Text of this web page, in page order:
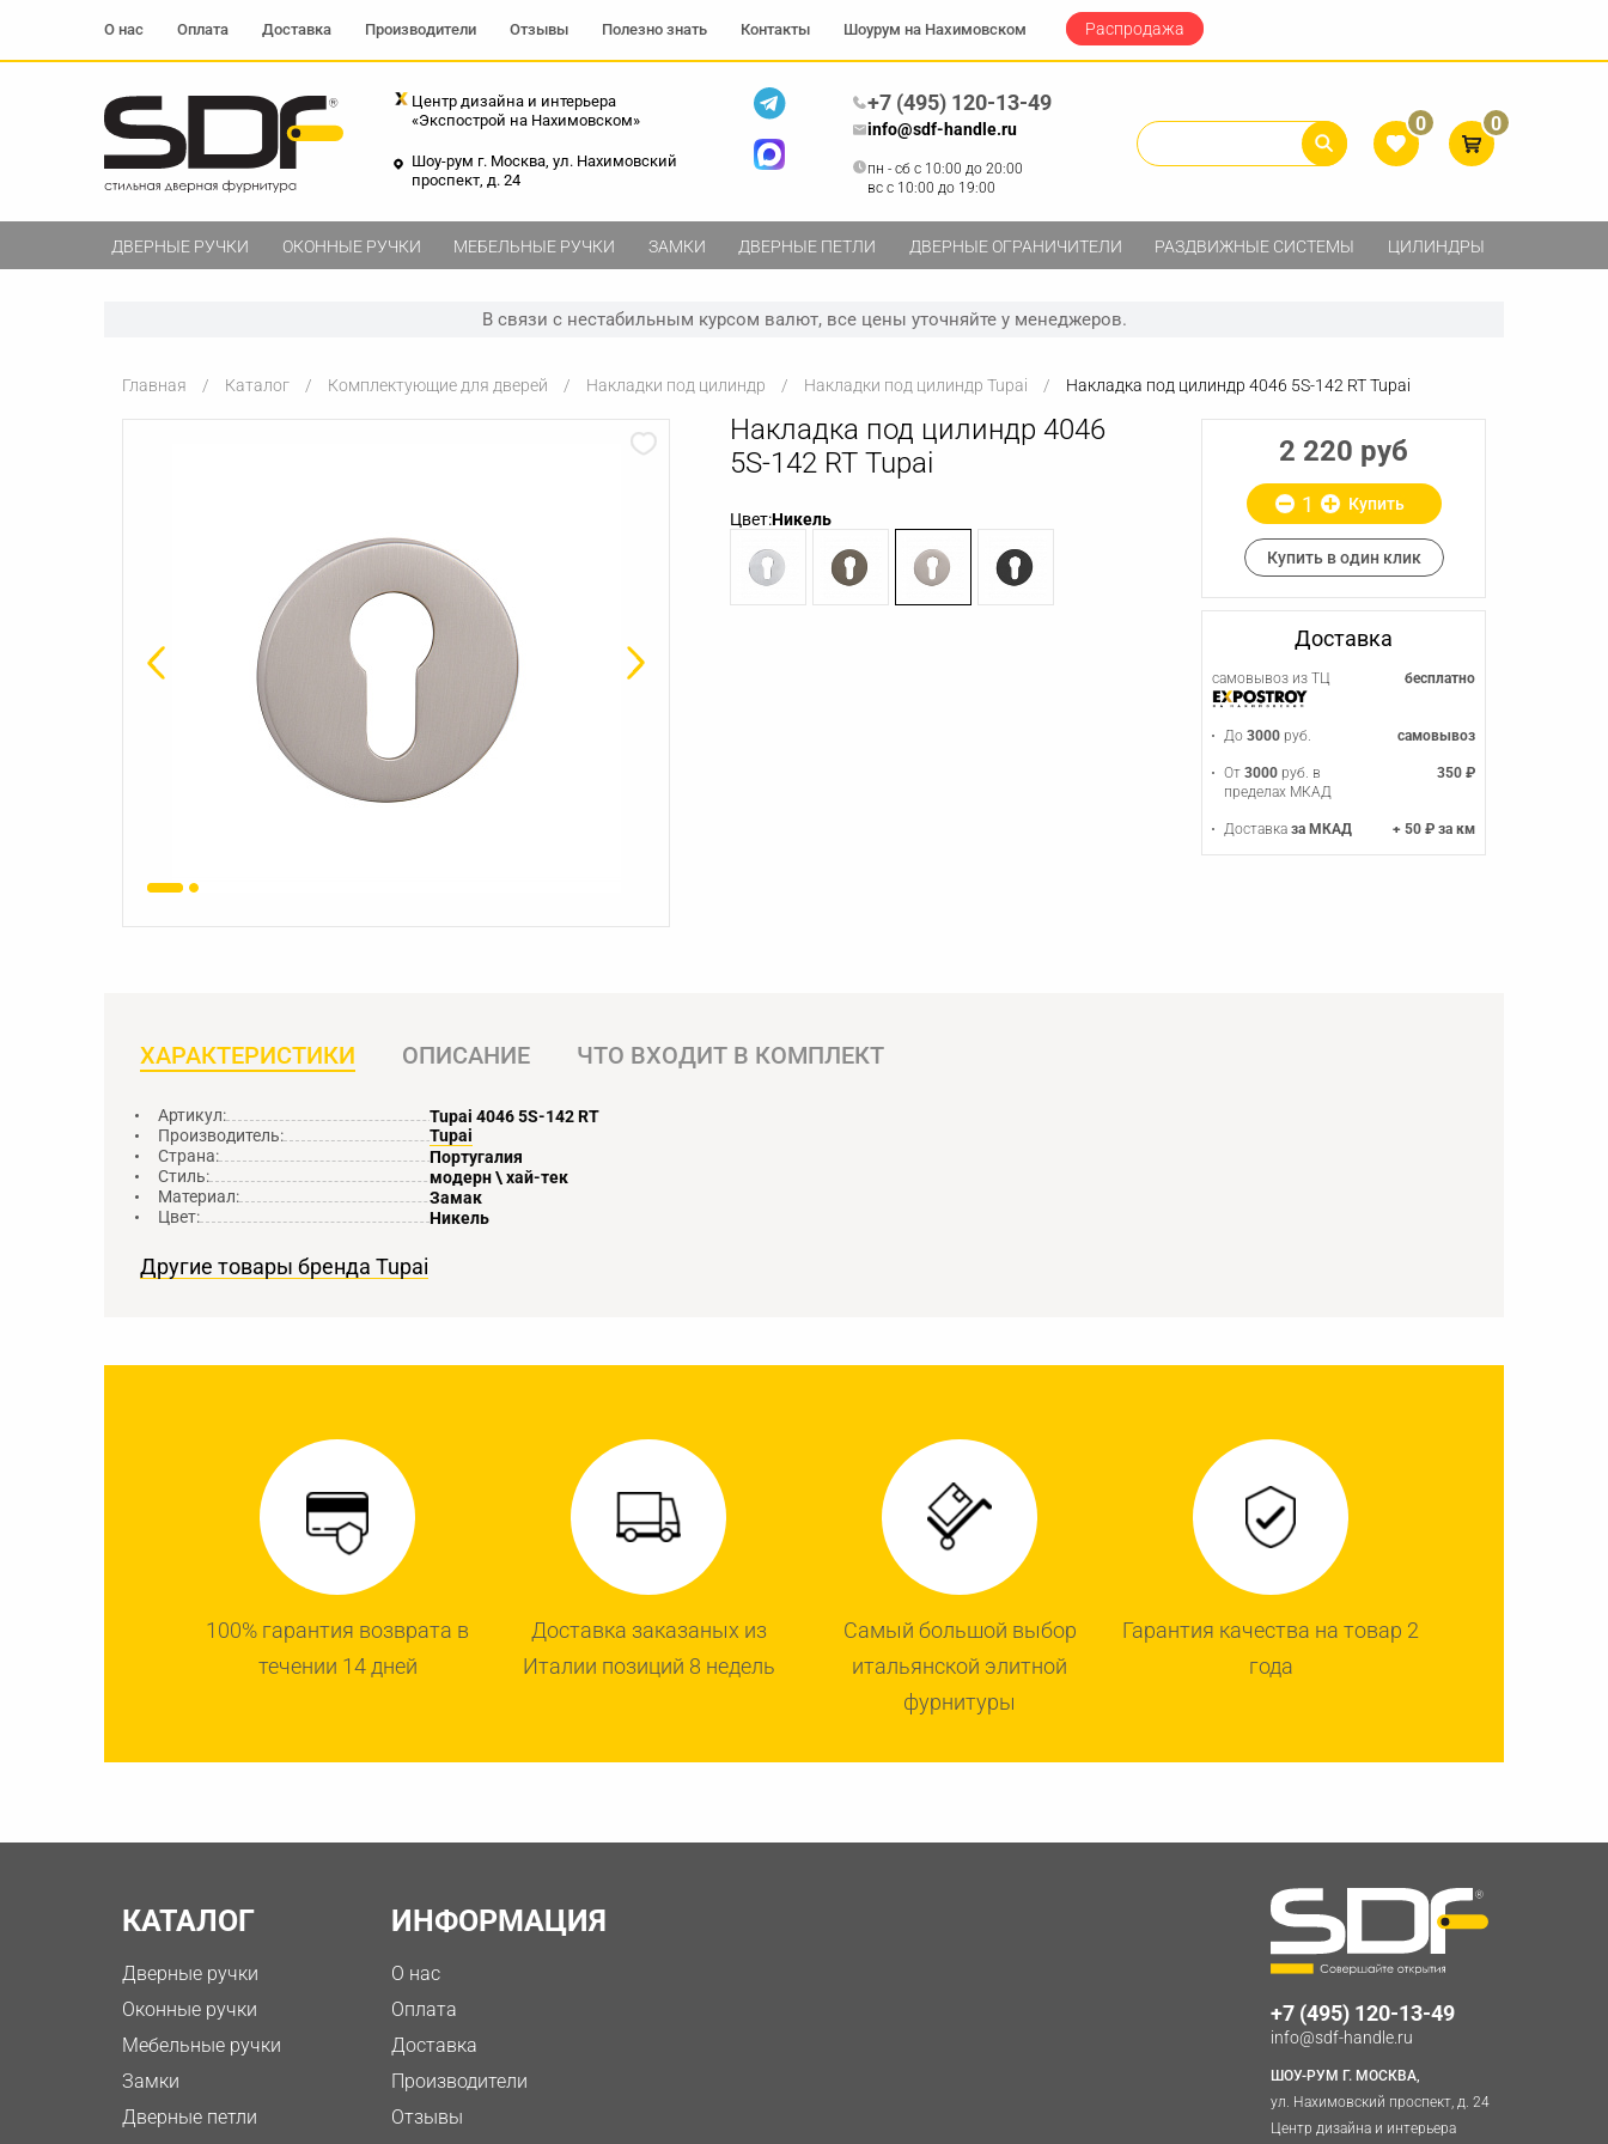
Центр дизайна и интерьера
«Экспострой на Нахимовском»
Шоу-рум г. Москва, ул. Нахимовский
проспект, д. 24
+7 (495) 120-13-49
info@sdf-handle.ru
пн - сб c 10:00 до 20:00
вс c 10:00 до 19:00
0 0
О нас Оплата Доставка Производители Отзывы Полезно знать Контакты Шоурум на Нахимовском Распродажа
ДВЕРНЫЕ РУЧКИ ОКОННЫЕ РУЧКИ МЕБЕЛЬНЫЕ РУЧКИ ЗАМКИ ДВЕРНЫЕ ПЕТЛИ ДВЕРНЫЕ ОГРАНИЧИТЕЛИ РАЗДВИЖНЫЕ СИСТЕМЫ ЦИЛИНДРЫ
В связи с нестабильным курсом валют, все цены уточняйте у менеджеров.
Главная Каталог Комплектующие для дверей Накладки под цилиндр Накладки под цилиндр Tupai Накладка под цилиндр 4046 5S-142 RT Tupai
Накладка под цилиндр 4046
5S-142 RT Tupai
Цвет:Никель
2 220 руб
Купить
Купить в один клик
Доставка
самовывоз из ТЦ бесплатно
До3000 руб. самовывоз
От3000 руб. в
пределах МКАД
350 ₽
Доставказа МКАД + 50 ₽ за км
ХАРАКТЕРИСТИКИ ОПИСАНИЕ ЧТО ВХОДИТ В КОМПЛЕКТ
Артикул:
Tupai 4046 5S-142 RT
Производитель:
Tupai
Страна:
Португалия
Стиль:
модерн \ хай-тек
Материал:
Замак
Цвет:
Никель
Другие товары бренда Tupai
100% гарантия возврата в
течении 14 дней
Доставка заказаных из
Италии позиций 8 недель
Самый большой выбор
итальянской элитной
фурнитуры
Гарантия качества на товар 2
года
КАТАЛОГ
Дверные ручки
Оконные ручки
Мебельные ручки
Замки
Дверные петли
ИНФОРМАЦИЯ
О нас
Оплата
Доставка
Производители
Отзывы
+7 (495) 120-13-49
info@sdf-handle.ru
ШОУ-РУМ Г. МОСКВА,
ул. Нахимовский проспект, д. 24
Центр дизайна и интерьера